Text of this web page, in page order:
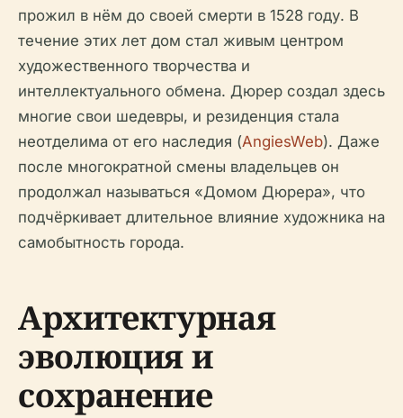
прожил в нём до своей смерти в 1528 году. В
течение этих лет дом стал живым центром
художественного творчества и
интеллектуального обмена. Дюрер создал здесь
многие свои шедевры, и резиденция стала
неотделима от его наследия (AngiesWeb). Даже
после многократной смены владельцев он
продолжал называться «Домом Дюрера», что
подчёркивает длительное влияние художника на
самобытность города.
Архитектурная
эволюция и
сохранение